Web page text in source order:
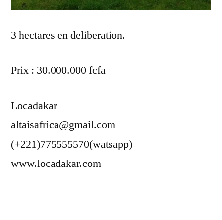
3 hectares en deliberation.
Prix : 30.000.000 fcfa
Locadakar
altaisafrica@gmail.com
(+221)775555570(watsapp)
www.locadakar.com